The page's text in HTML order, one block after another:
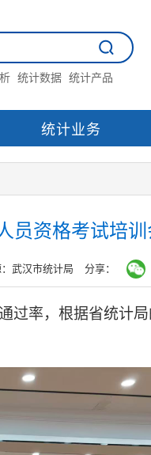
统计数据 统计产品
统计业务
员资格考试培
武汉市统计局 分享：
过率，根据省统计局